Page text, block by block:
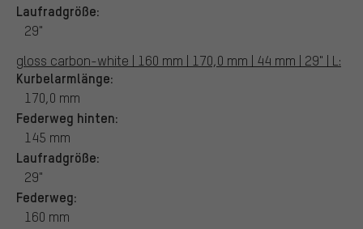
Laufradgröße:
29"
gloss carbon-white | 160 mm | 170,0 mm | 44 mm | 29" | L:
Kurbelarmlänge:
170,0 mm
Federweg hinten:
145 mm
Laufradgröße:
29"
Federweg:
160 mm